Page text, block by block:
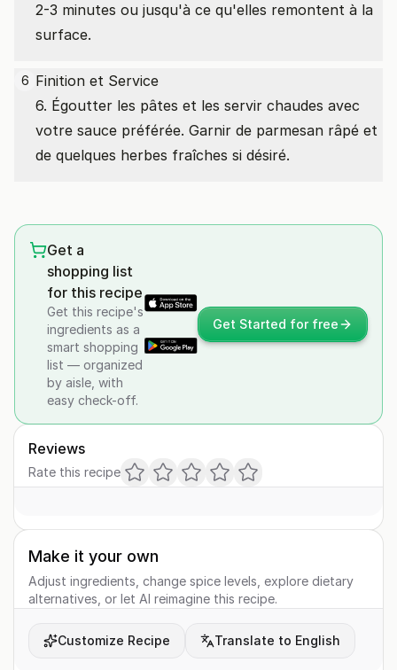
2-3 minutes ou jusqu'à ce qu'elles remontent à la
surface.
6 Finition et Service
6. Égoutter les pâtes et les servir chaudes avec
votre sauce préférée. Garnir de parmesan râpé et
de quelques herbes fraîches si désiré.
Get a
shopping list
for this recipe
Get this recipe's
ingredients as a
smart shopping
list — organized
by aisle, with
easy check-off.
Get Started for free
Reviews
Rate this recipe
Make it your own
Adjust ingredients, change spice levels, explore dietary
alternatives, or let AI reimagine this recipe.
Customize Recipe Translate to English